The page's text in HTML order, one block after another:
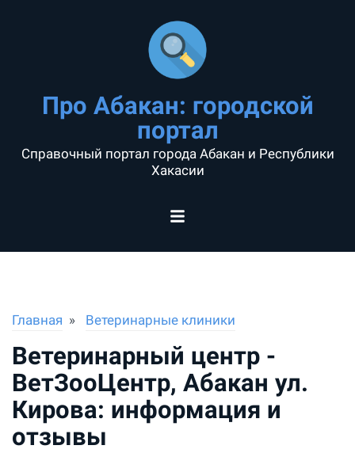
Про Абакан: городской
портал
Справочный портал города Абакан и Республики
Хакасии
Главная Ветеринарные клиники
Ветеринарный центр -
ВетЗооЦентр, Абакан ул.
Кирова: информация и
отзывы